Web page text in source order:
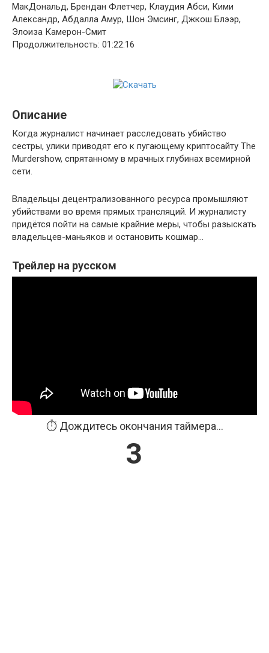
МакДональд, Брендан Флетчер, Клаудия Абси, Кими
Александр, Абдалла Амур, Шон Эмсинг, Джкош Блээр,
Элоиза Камерон-Смит
Продолжительность: 01:22:16
Описание
Когда журналист начинает расследовать убийство
сестры, улики приводят его к пугающему криптосайту The
Murdershow, спрятанному в мрачных глубинах всемирной
сети.
Владельцы децентрализованного ресурса промышляют
убийствами во время прямых трансляций. И журналисту
придётся пойти на самые крайние меры, чтобы разыскать
владельцев-маньяков и остановить кошмар…
Трейлер на русском
⏱️ Дождитесь окончания таймера...
3